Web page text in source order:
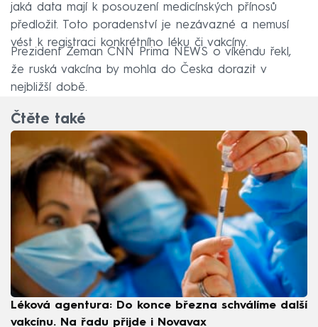
jaká data mají k posouzení medicínských přínosů
předložit. Toto poradenství je nezávazné a nemusí
vést k registraci konkrétního léku či vakcíny.
Prezident Zeman CNN Prima NEWS o víkendu řekl,
že ruská vakcína by mohla do Česka dorazit v
nejbližší době.
Čtěte také
Léková agentura: Do konce března schválíme další
vakcínu. Na řadu přijde i Novavax